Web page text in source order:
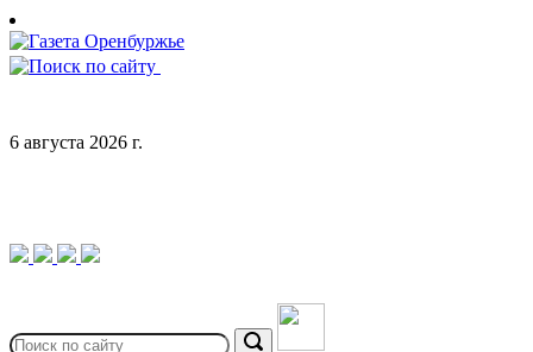
Skip
to
content
6 августа 2026 г.
for:
Search